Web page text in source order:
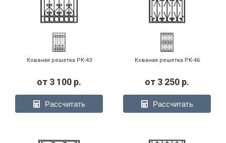
Кованая решетка РК-43
от 3 100 р.
Рассчитать
Кованая решетка РК-46
от 3 250 р.
Рассчитать